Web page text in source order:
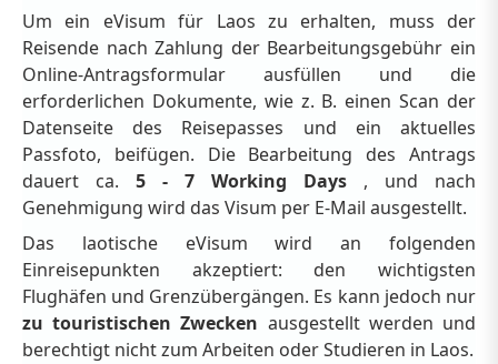
Um ein eVisum für Laos zu erhalten, muss der
Reisende nach Zahlung der Bearbeitungsgebühr ein
Online-Antragsformular ausfüllen und die
erforderlichen Dokumente, wie z. B. einen Scan der
Datenseite des Reisepasses und ein aktuelles
Passfoto, beifügen. Die Bearbeitung des Antrags
dauert ca. 5 - 7 Working Days , und nach
Genehmigung wird das Visum per E-Mail ausgestellt.
Das laotische eVisum wird an folgenden
Einreisepunkten akzeptiert: den wichtigsten
Flughäfen und Grenzübergängen. Es kann jedoch nur
zu touristischen Zwecken ausgestellt werden und
berechtigt nicht zum Arbeiten oder Studieren in Laos.